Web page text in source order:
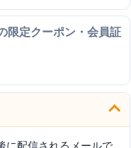
限定クーポン・会員証